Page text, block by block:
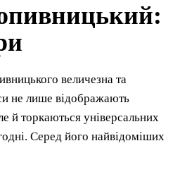
величезна та
не лише відображають
й торкаються універсальних
Серед його найвідоміших